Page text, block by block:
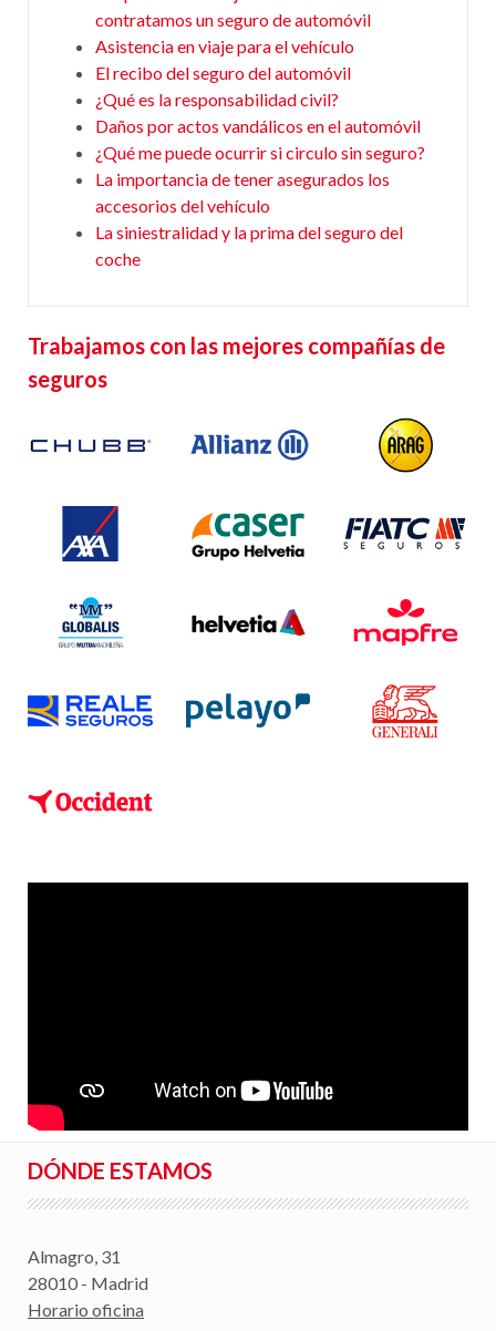
contratamos un seguro de automóvil
Asistencia en viaje para el vehículo
El recibo del seguro del automóvil
¿Qué es la responsabilidad civil?
Daños por actos vandálicos en el automóvil
¿Qué me puede ocurrir si circulo sin seguro?
La importancia de tener asegurados los
accesorios del vehículo
La siniestralidad y la prima del seguro del
coche
Trabajamos con las mejores compañías de
seguros
DÓNDE ESTAMOS
Almagro, 31
28010 - Madrid
Horario oficina